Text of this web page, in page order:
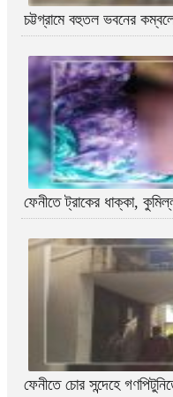
চট্টগ্রামে বহুতল ভবনের
ফেনীতে ট্রাকের ধাক্কা,
ফেনীতে চোর সন্দেহে